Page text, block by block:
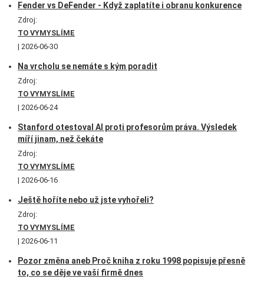
Fender vs DeFender - Když zaplatíte i obranu konkurence
Zdroj:
TO VYMYSLÍME
2026-06-30
Na vrcholu se nemáte s kým poradit
Zdroj:
TO VYMYSLÍME
2026-06-24
Stanford otestoval AI proti profesorům práva. Výsledek
míří jinam, než čekáte
Zdroj:
TO VYMYSLÍME
2026-06-16
Ještě hoříte nebo už jste vyhořeli?
Zdroj:
TO VYMYSLÍME
2026-06-11
Pozor změna aneb Proč kniha z roku 1998 popisuje přesně
to, co se děje ve vaší firmě dnes